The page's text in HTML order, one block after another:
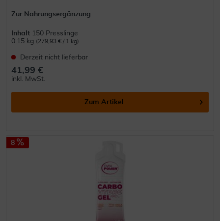
Zur Nahrungsergänzung
Inhalt 150 Presslinge
0.15 kg (279,93 € / 1 kg)
Derzeit nicht lieferbar
41,99 €
inkl. MwSt.
Zum Artikel
8